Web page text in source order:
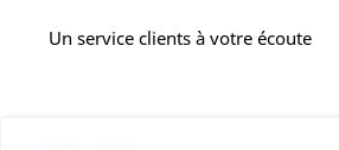
Un service clients à votre écoute